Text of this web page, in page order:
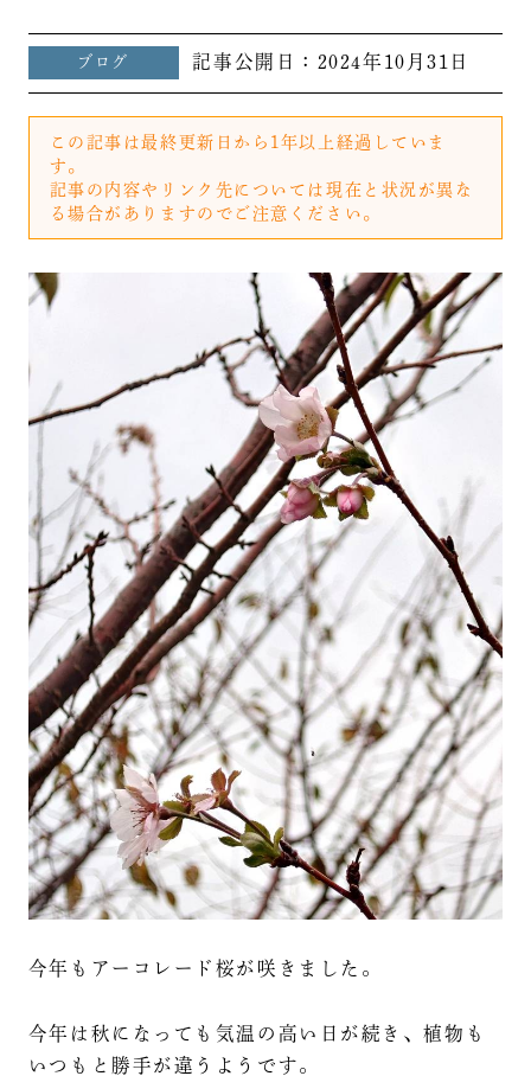
ブログ 記事公開日： 2024年10月31日
この記事は最終更新日から1年以上経過していま
す。
記事の内容やリンク先については現在と状況が異な
る場合がありますのでご注意ください。
今年もアーコレード桜が咲きました。
今年は秋になっても気温の高い日が続き、植物も
いつもと勝手が違うようです。